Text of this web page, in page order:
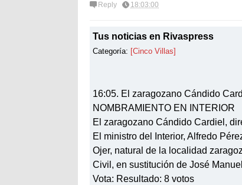
Reply 18:03:00
Tus noticias en Rivaspress
Categoría: [Cinco Villas]
16:05. El zaragozano Cándido
NOMBRAMIENTO EN INTERIOR
El zaragozano Cándido Cardiel,
El ministro del Interior, Alfredo
Ojer, natural de la localidad
Civil, en sustitución de José
Vota: Resultado: 8 votos